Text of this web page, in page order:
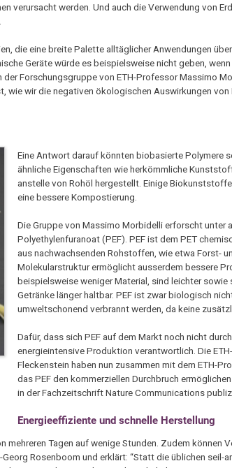
verursacht werden. Und auch die Verwendung von
die eine breite Palette alltäglicher Anwendungen
Geräte würde es beispielsweise nicht geben,
Forschungsgruppe von ETH-Professor Massimo
wie wir die negativen ökologischen Auswirkungen
Eine Antwort darauf könnten biobasierte Polymere
ähnliche Eigenschaften wie herkömmliche
anstelle von Rohöl hergestellt. Einige
eine bessere Kompostierung.
Die Gruppe von Massimo Morbidelli erforscht unter
Polyethylenfuranoat (PEF). PEF ist dem PET
aus nachwachsenden Rohstoffen, wie etwa Forst-
Molekularstruktur ermöglicht ausserdem bessere
beispielsweise weniger Material, sind leichter sowie
Getränke länger haltbar. PEF ist zwar biologisch
umweltschonend verbrannt werden, da keine
Dafür, dass sich PEF auf dem Markt noch nicht
energieintensive Produktion verantwortlich. Die
Fleckenstein haben nun zusammen mit dem ETH-
das PEF den kommerziellen Durchbruch
in der Fachzeitschrift Nature Communications
Energieeffiziente und schnelle Herstellung
mehreren Tagen auf wenige Stunden. Zudem können
Rosenboom und erklärt: “Statt die üblichen